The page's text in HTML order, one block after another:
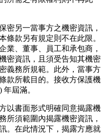
密另一當事方之機密資訊，
條款另有規定則不在此限。
業、董事、員工和承包商，
密資訊，且須受告知其機密
義務所規範。此外，當事方
款所載目的。接收方保護機
屆滿。
以書面形式明確同意揭露機
所須範圍內揭露機密資訊，
。在此情況下，揭露方應就